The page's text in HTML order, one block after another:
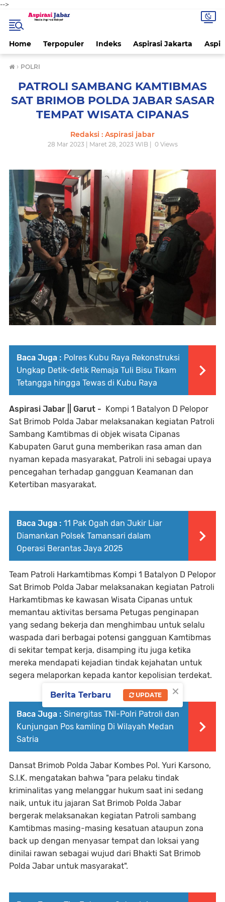
-->
Home Terpopuler Indeks Aspirasi Jakarta
› POLRI
PATROLI SAMBANG KAMTIBMAS
SAT BRIMOB POLDA JABAR SASAR
TEMPAT WISATA CIPANAS
Redaksi : Aspirasi jabar
28 Mar 2023 | Maret 28, 2023 WIB | 0Views
Baca Juga : Polres Kubu Raya Rekonstruksi
Ungkap Detik-detik Remaja Tuli Bisu Tikam
Tetangga hingga Tewas di Kubu Raya
Aspirasi Jabar || Garut - Kompi 1 Batalyon D Pelopor
Sat Brimob Polda Jabar melaksanakan kegiatan Patroli
Sambang Kamtibmas di objek wisata Cipanas
Kabupaten Garut guna memberikan rasa aman dan
nyaman kepada masyarakat, Patroli ini sebagai upaya
pencegahan terhadap gangguan Keamanan dan
Ketertiban masyarakat.
Baca Juga : 11 Pak Ogah dan Jukir Liar
Diamankan Polsek Tamansari dalam
Operasi Berantas Jaya 2025
Team Patroli Harkamtibmas Kompi 1 Batalyon D Pelopor
Sat Brimob Polda Jabar melaksanakan kegiatan Patroli
Harkamtibmas ke kawasan Wisata Cipanas untuk
memantau aktivitas bersama Petugas penginapan
yang sedang bekerja dan menghimbau untuk selalu
waspada dari berbagai potensi gangguan Kamtibmas
di sekitar tempat kerja, disamping itu juga ketika
mereka mendapati kejadian tindak kejahatan untuk
segera melaporkan kepada kantor kepolisian terdekat.
Baca Juga : Sinergitas TNI-Polri Patroli dan
Kunjungan Pos kamling Di Wilayah Medan
Satria
Dansat Brimob Polda Jabar Kombes Pol. Yuri Karsono,
S.I.K. mengatakan bahwa "para pelaku tindak
kriminalitas yang melanggar hukum saat ini sedang
naik, untuk itu jajaran Sat Brimob Polda Jabar
bergerak melaksanakan kegiatan Patroli sambang
Kamtibmas masing-masing kesatuan ataupun zona
back up dengan menyasar tempat dan loksai yang
dinilai rawan sebagai wujud dari Bhakti Sat Brimob
Polda Jabar untuk masyarakat".
×
Berita Terbaru UPDATE